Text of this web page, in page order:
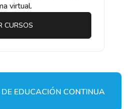
virtual.
CURSOS
EDUCACIÓN CONTINUA